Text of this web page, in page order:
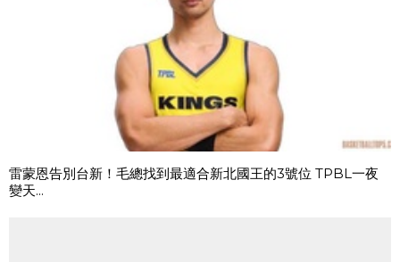
雷蒙恩告別台新！毛總找到最適合新北國王的3號位 TPBL一夜
變天...